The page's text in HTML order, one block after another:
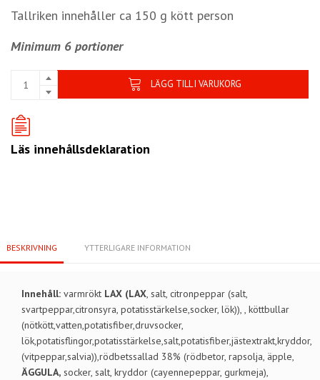
Tallriken innehåller ca 150 g kött person
Minimum 6 portioner
LÄGG TILL I VARUKORG
Läs innehållsdeklaration
BESKRIVNING YTTERLIGARE INFORMATION
Innehåll: varmrökt LAX (LAX, salt, citronpeppar (salt,
svartpeppar,citronsyra, potatisstärkelse,socker, lök)), , köttbullar
(nötkött,vatten,potatisfiber,druvsocker,
lök,potatisflingor,potatisstärkelse,salt,potatisfiber,jästextrakt,kryddor,
(vitpeppar,salvia)),rödbetssallad 38% (rödbetor, rapsolja, äpple,
ÄGGULA, socker, salt, kryddor (cayennepeppar, gurkmeja),